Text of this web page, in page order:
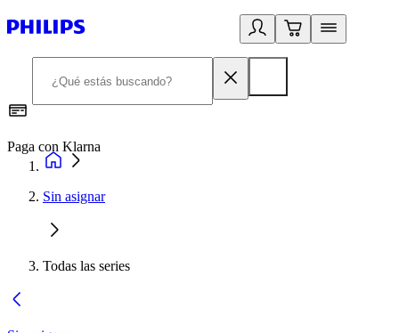
Paga con Klarna
Sin asignar
Todas las series